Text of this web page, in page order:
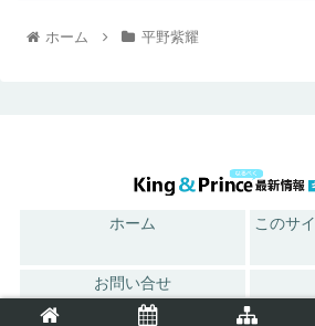
ホーム 平野紫耀
ホーム
このサ
お問い合せ
© 2018 King ＆ Princeなるべく最